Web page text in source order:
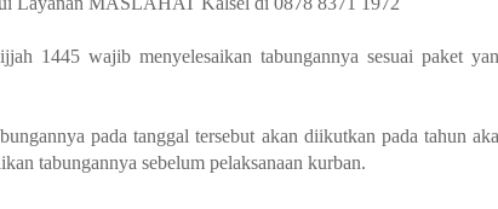
1445 wajib menyelesaikan tabungannya sesuai paket
pada tanggal tersebut akan diikutkan pada tahun
tabungannya sebelum pelaksanaan kurban.